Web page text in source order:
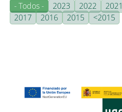
- Todos -
2023 2022 2021
2017
2016 2015 <2015